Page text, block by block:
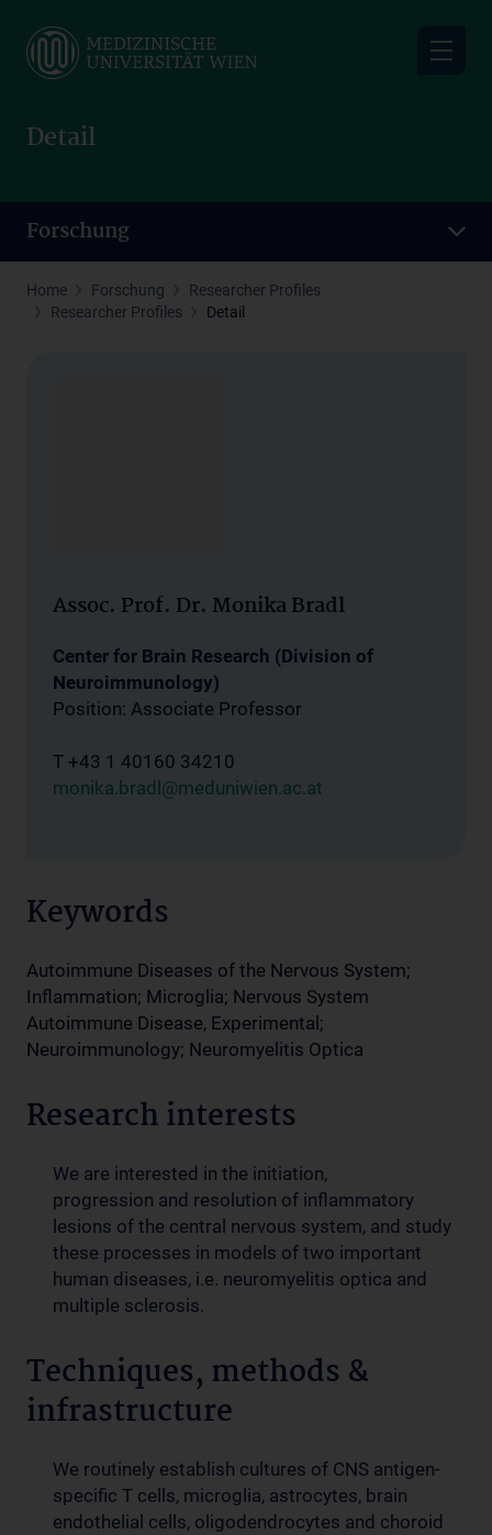
main
Detail
Forschung
Home Forschung
Researcher Profiles
Researcher Profiles
Detail
Assoc. Prof. Dr. Monika Bradl
Center for Brain Research (Division of
Neuroimmunology)
Position: Associate Professor
T +43 1 40160 34210
monika.bradl@meduniwien.ac.at
Keywords
Autoimmune Diseases of the Nervous System;
Inflammation; Microglia; Nervous System
Autoimmune Disease, Experimental;
Neuroimmunology; Neuromyelitis Optica
Research interests
We are interested in the initiation,
progression and resolution of inflammatory
lesions of the central nervous system, and study
these processes in models of two important
human diseases, i.e. neuromyelitis optica and
multiple sclerosis.
Techniques, methods &
infrastructure
We routinely establish cultures of CNS antigen-
specific T cells, microglia, astrocytes, brain
endothelial cells, oligodendrocytes and choroid